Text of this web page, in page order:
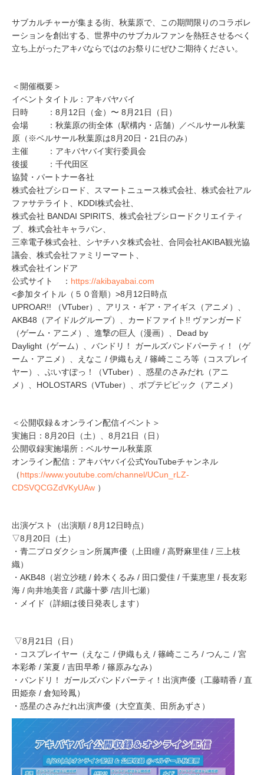
サブカルチャーが集まる街、秋葉原で、この期間限りのコラボレ
ーションを創出する、世界中のサブカルファンを熱狂させるべく
立ち上がったアキバならではのお祭りにぜひご期待ください。
＜開催概要＞
イベントタイトル：アキバヤバイ
日時 ：8月12日（金）〜 8月21日（日）
会場 ：秋葉原の街全体（駅構内・店舗）／ベルサール秋葉
原（※ベルサール秋葉原は8月20日・21日のみ）
主催 ：アキバヤバイ実行委員会
後援 ：千代田区
協賛・パートナー各社
株式会社ブシロード、スマートニュース株式会社、株式会社アル
ファサテライト、KDDI株式会社、
株式会社 BANDAI SPIRITS、株式会社ブシロードクリエイティ
ブ、株式会社キャラバン、
三幸電子株式会社、シヤチハタ株式会社、合同会社AKIBA観光協
議会、株式会社ファミリーマート、
株式会社インドア
公式サイト ： https://akibayabai.com
<参加タイトル（５０音順）>8月12日時点
UPROAR!! （VTuber）、アリス・ギア・アイギス（アニメ）、
AKB48（アイドルグループ）、カードファイト!! ヴァンガード
（ゲーム・アニメ）、進撃の巨人（漫画）、Dead by
Daylight（ゲーム）、バンドリ！ ガールズバンドパーティ！（ゲ
ーム・アニメ）、えなこ / 伊織もえ / 篠崎こころ等（コスプレイ
ヤー）、ぶいすぽっ！（VTuber）、惑星のさみだれ（アニ
メ）、HOLOSTARS（VTuber）、ポプテピピック（アニメ）
＜公開収録＆オンライン配信イベント＞
実施日：8月20日（土）、8月21日（日）
公開収録実施場所：ベルサール秋葉原
オンライン配信：アキバヤバイ公式YouTubeチャンネル
（https://www.youtube.com/channel/UCun_rLZ-
CDSVQCGZdVKyUAw ）
出演ゲスト（出演順 / 8月12日時点）
▽8月20日（土）
・青二プロダクション所属声優（上田瞳 / 高野麻里佳 / 三上枝
織）
・AKB48（岩立沙穂 / 鈴木くるみ / 田口愛佳 / 千葉恵里 / 長友彩
海 / 向井地美音 / 武藤十夢 /吉川七瀬）
・メイド（詳細は後日発表します）
▽8月21日（日）
・コスプレイヤー（えなこ / 伊織もえ / 篠崎こころ / つんこ / 宮
本彩希 / 茉夏 / 吉田早希 / ​​篠原みなみ）
・バンドリ！ ガールズバンドパーティ！出演声優（工藤晴香 / 直
田姫奈 / 倉知玲鳳）
・惑星のさみだれ出演声優（大空直美、田所あずさ）